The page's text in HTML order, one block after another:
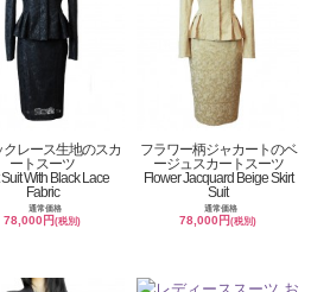
クレース生地のスカ
ートスーツ
With Black Lace
Fabric
通常価格
78,000円(税別)
フラワー柄ジャカートのベ
ージュスカートスーツ
Flower Jacquard Beige Skirt
Suit
通常価格
78,000円(税別)